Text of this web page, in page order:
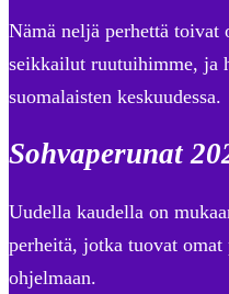
Nämä neljä perhettä toivat
seikkailut ruutuihimme, ja
suomalaisten keskuudessa.
Sohvaperunat
Uudella kaudella on
perheitä, jotka tuovat omat
ohjelmaan.